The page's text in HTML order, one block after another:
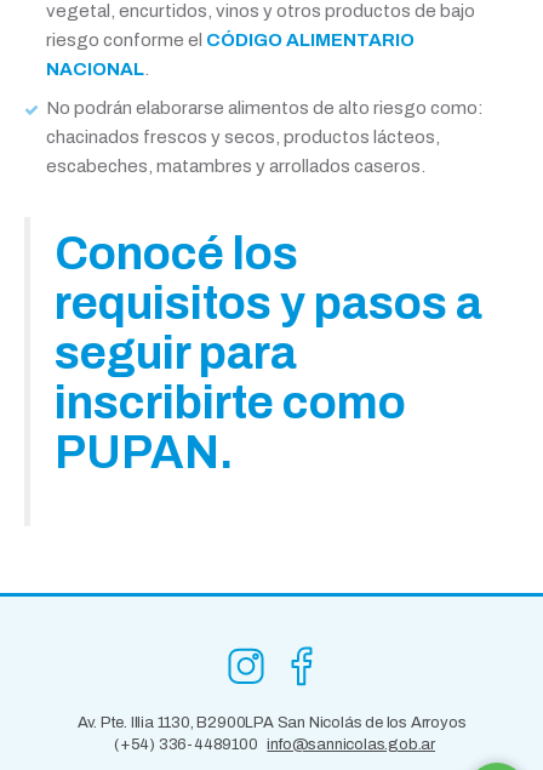
vegetal, encurtidos, vinos y otros productos de bajo
riesgo conforme el CÓDIGO ALIMENTARIO
NACIONAL
No podrán elaborarse alimentos de alto riesgo como:
chacinados frescos y secos, productos lácteos,
escabeches, matambres y arrollados caseros.
Conocé los
requisitos y pasos a
seguir para
inscribirte como
PUPAN.
Av. Pte. Illia 1130, B2900LPA San Nicolás de los Arroyos
(+54) 336-4489100
info@sannicolas.gob.ar